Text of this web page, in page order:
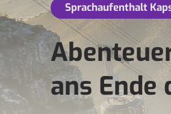
Sprachaufenthalt
ans Ende